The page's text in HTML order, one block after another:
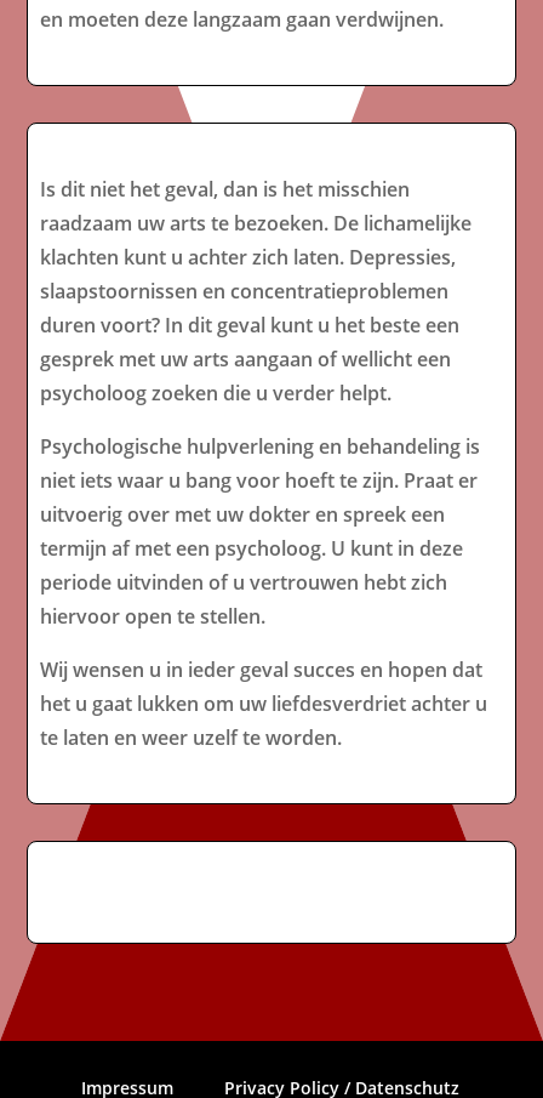
en moeten deze langzaam gaan verdwijnen.
Is dit niet het geval, dan is het misschien
raadzaam uw arts te bezoeken. De lichamelijke
klachten kunt u achter zich laten. Depressies,
slaapstoornissen en concentratieproblemen
duren voort? In dit geval kunt u het beste een
gesprek met uw arts aangaan of wellicht een
psycholoog zoeken die u verder helpt.
Psychologische hulpverlening en behandeling is
niet iets waar u bang voor hoeft te zijn. Praat er
uitvoerig over met uw dokter en spreek een
termijn af met een psycholoog. U kunt in deze
periode uitvinden of u vertrouwen hebt zich
hiervoor open te stellen.
Wij wensen u in ieder geval succes en hopen dat
het u gaat lukken om uw liefdesverdriet achter u
te laten en weer uzelf te worden.
Impressum Privacy Policy / Datenschutz